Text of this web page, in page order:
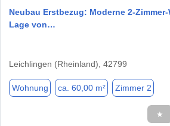
Neubau Erstbezug: Moderne 2-
Lage von…
Leichlingen (Rheinland), 42799
Wohnung ca. 60,00 m² Zimmer 2
★